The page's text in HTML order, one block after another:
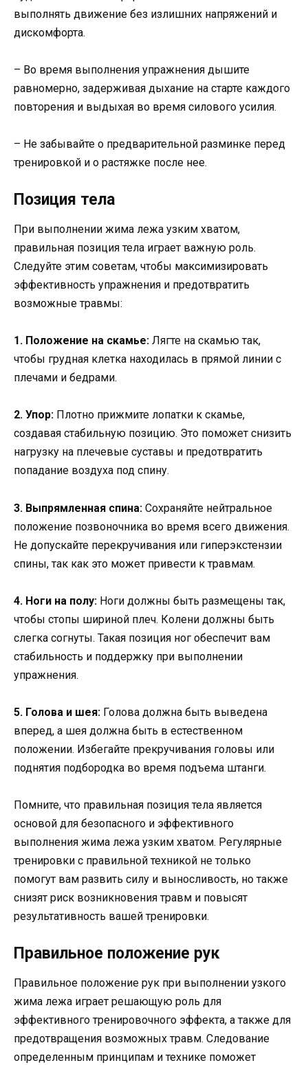
выполнять движение без излишних напряжений и
дискомфорта.
– Во время выполнения упражнения дышите
равномерно, задерживая дыхание на старте каждого
повторения и выдыхая во время силового усилия.
– Не забывайте о предварительной разминке перед
тренировкой и о растяжке после нее.
Позиция тела
При выполнении жима лежа узким хватом,
правильная позиция тела играет важную роль.
Следуйте этим советам, чтобы максимизировать
эффективность упражнения и предотвратить
возможные травмы:
1. Положение на скамье: Лягте на скамью так,
чтобы грудная клетка находилась в прямой линии с
плечами и бедрами.
2. Упор: Плотно прижмите лопатки к скамье,
создавая стабильную позицию. Это поможет снизить
нагрузку на плечевые суставы и предотвратить
попадание воздуха под спину.
3. Выпрямленная спина: Сохраняйте нейтральное
положение позвоночника во время всего движения.
Не допускайте перекручивания или гиперэкстензии
спины, так как это может привести к травмам.
4. Ноги на полу: Ноги должны быть размещены так,
чтобы стопы шириной плеч. Колени должны быть
слегка согнуты. Такая позиция ног обеспечит вам
стабильность и поддержку при выполнении
упражнения.
5. Голова и шея: Голова должна быть выведена
вперед, а шея должна быть в естественном
положении. Избегайте прекручивания головы или
поднятия подбородка во время подъема штанги.
Помните, что правильная позиция тела является
основой для безопасного и эффективного
выполнения жима лежа узким хватом. Регулярные
тренировки с правильной техникой не только
помогут вам развить силу и выносливость, но также
снизят риск возникновения травм и повысят
результативность вашей тренировки.
Правильное положение рук
Правильное положение рук при выполнении узкого
жима лежа играет решающую роль для
эффективного тренировочного эффекта, а также для
предотвращения возможных травм. Следование
определенным принципам и технике поможет